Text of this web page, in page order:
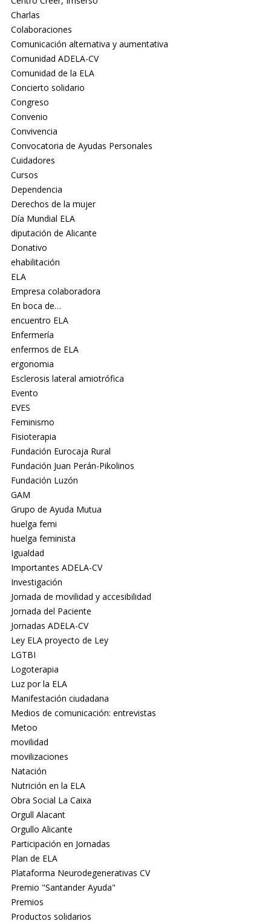
Charlas
Colaboraciones
Comunicación alternativa y aumentativa
Comunidad ADELA-CV
Comunidad de la ELA
Concierto solidario
Congreso
Convenio
Convivencia
Convocatoria de Ayudas Personales
Cuidadores
Cursos
Dependencia
Derechos de la mujer
Día Mundial ELA
diputación de Alicante
Donativo
ehabilitación
ELA
Empresa colaboradora
En boca de…
encuentro ELA
Enfermería
enfermos de ELA
ergonomia
Esclerosis lateral amiotrófica
Evento
EVES
Feminismo
Fisioterapia
Fundación Eurocaja Rural
Fundación Juan Perán-Pikolinos
Fundación Luzón
GAM
Grupo de Ayuda Mutua
huelga femi
huelga feminista
Igualdad
Importantes ADELA-CV
Investigación
Jornada de movilidad y accesibilidad
Jornada del Paciente
Jornadas ADELA-CV
Ley ELA proyecto de Ley
LGTBI
Logoterapia
Luz por la ELA
Manifestación ciudadana
Medios de comunicación: entrevistas
Metoo
movilidad
movilizaciones
Natación
Nutrición en la ELA
Obra Social La Caixa
Orgull Alacant
Orgullo Alicante
Participación en Jornadas
Plan de ELA
Plataforma Neurodegenerativas CV
Premio "Santander Ayuda"
Premios
Productos solidarios